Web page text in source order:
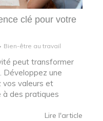
clé pour votre
Bien-être au travail
peut transformer
Développez une
vos valeurs et
des pratiques
Lire l'article